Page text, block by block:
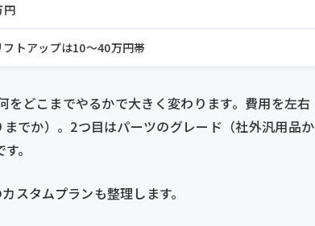
円
トアップは10〜40万円帯
どこまでやるかで大きく変わります。費用を左右
でか）。2つ目はパーツのグレード（社外汎用品か
。
スタムプランも整理します。